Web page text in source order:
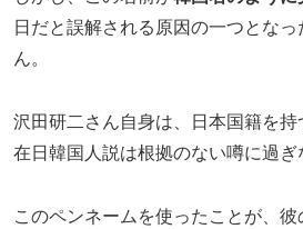
日だと誤解される原因の一つとな
ん。
沢田研二さん自身は、日本国籍を
在日韓国人説は根拠のない噂に過ぎ
このペンネームを使ったことが、